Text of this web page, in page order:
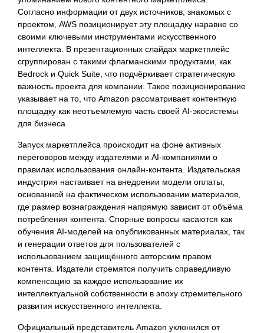
Согласно информации от двух источников, знакомых с
проектом, AWS позиционирует эту площадку наравне со
своими ключевыми инструментами искусственного
интеллекта. В презентационных слайдах маркетплейс
сгруппирован с такими флагманскими продуктами, как
Bedrock и Quick Suite, что подчёркивает стратегическую
важность проекта для компании. Такое позиционирование
указывает на то, что Amazon рассматривает контентную
площадку как неотъемлемую часть своей AI-экосистемы
для бизнеса.
Запуск маркетплейса происходит на фоне активных
переговоров между издателями и AI-компаниями о
правилах использования онлайн-контента. Издательская
индустрия настаивает на внедрении модели оплаты,
основанной на фактическом использовании материалов,
где размер вознаграждения напрямую зависит от объёма
потребления контента. Спорные вопросы касаются как
обучения AI-моделей на опубликованных материалах, так
и генерации ответов для пользователей с
использованием защищённого авторским правом
контента. Издатели стремятся получить справедливую
компенсацию за каждое использование их
интеллектуальной собственности в эпоху стремительного
развития искусственного интеллекта.
Официальный представитель Amazon уклонился от